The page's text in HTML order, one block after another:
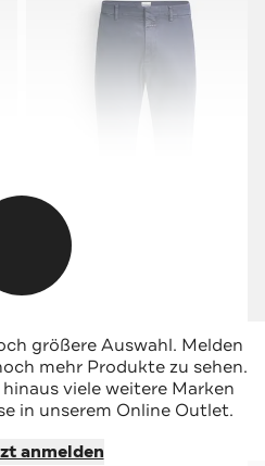
CLOSED
Stoffhose 'Clifton' dunkelblau
-63%*
Sale
Jetzt shoppen
größere Auswahl. Melden
mehr Produkte zu sehen.
viele weitere Marken
in unserem Online Outlet.
anmelden